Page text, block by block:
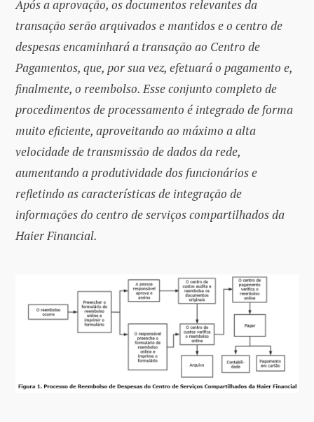
Após a aprovação, os documentos relevantes da
transação serão arquivados e mantidos e o centro de
despesas encaminhará a transação ao Centro de
Pagamentos, que, por sua vez, efetuará o pagamento e,
finalmente, o reembolso. Esse conjunto completo de
procedimentos de processamento é integrado de forma
muito eficiente, aproveitando ao máximo a alta
velocidade de transmissão de dados da rede,
aumentando a produtividade dos funcionários e
refletindo as características de integração de
informações do centro de serviços compartilhados da
Haier Financial.